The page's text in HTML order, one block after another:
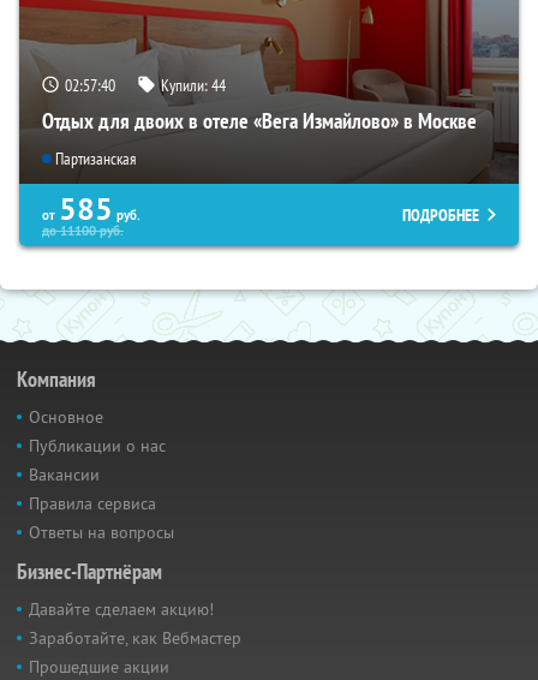
02:57:40 Купили:44
Отдых для двоих в отеле «Вега Измайлово» в Москве
Партизанская
от 585 руб.
до11100руб.
ПОДРОБНЕЕ
Компания
Основное
Публикации о нас
Вакансии
Правила сервиса
Ответы на вопросы
Бизнес-Партнёрам
Давайте сделаем акцию!
Заработайте, как Вебмастер
Прошедшие акции